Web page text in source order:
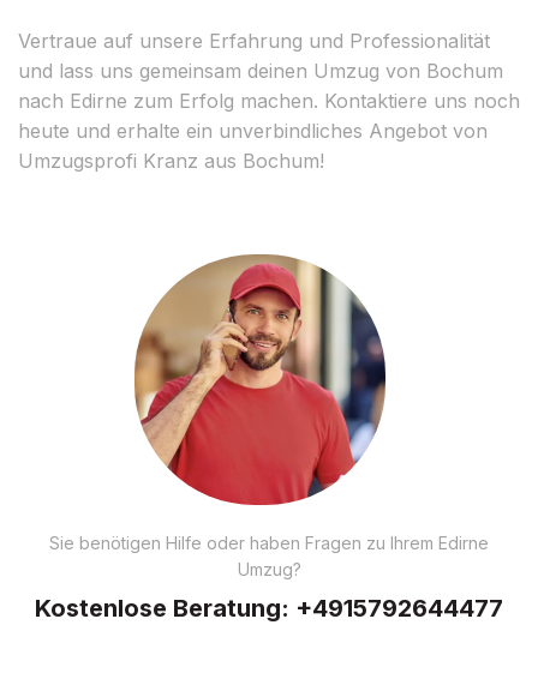
Vertraue auf unsere Erfahrung und Professionalität
und lass uns gemeinsam deinen Umzug von Bochum
nach Edirne zum Erfolg machen. Kontaktiere uns noch
heute und erhalte ein unverbindliches Angebot von
Umzugsprofi Kranz aus Bochum!
Sie benötigen Hilfe oder haben Fragen zu Ihrem Edirne
Umzug?
Kostenlose Beratung: +4915792644477